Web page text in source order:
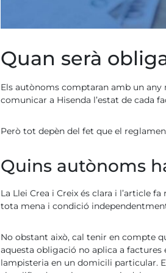
Quan serà
Els autònoms comptaran amb un any
comunicar a Hisenda l’estat de cada
Però tot depèn del fet que el
Quins autònoms
La Llei Crea i Creix és clara i l’article
tota mena i condició
No obstant això, cal tenir en compte
aquesta obligació no aplica a factures
lampisteria en un domicili particular.